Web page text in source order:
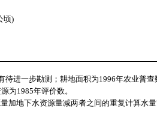
顷)
待进一步勘测；耕地面积为1996年农业普
为1985年评价数。
加地下水资源量减两者之间的重复计算水